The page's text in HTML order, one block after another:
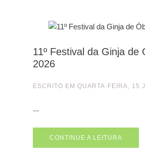
11º Festival da Ginja de
2026
ESCRITO EM QUARTA-FEIRA, 15
...
CONTINUE A LEITURA